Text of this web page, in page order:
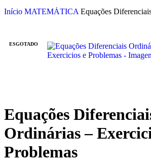
Início MATEMÁTICA Equações
ESGOTADO
Equações
Ordinárias –
Problemas